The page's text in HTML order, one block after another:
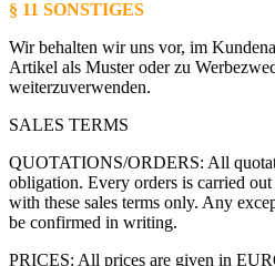
§ 11 SONSTIGES
Wir behalten wir uns vor, im
Artikel als Muster oder zu
weiterzuverwenden.
SALES TERMS
QUOTATIONS/ORDERS: All
obligation. Every orders is carried
with these sales terms only. Any
be confirmed in writing.
PRICES: All prices are given in